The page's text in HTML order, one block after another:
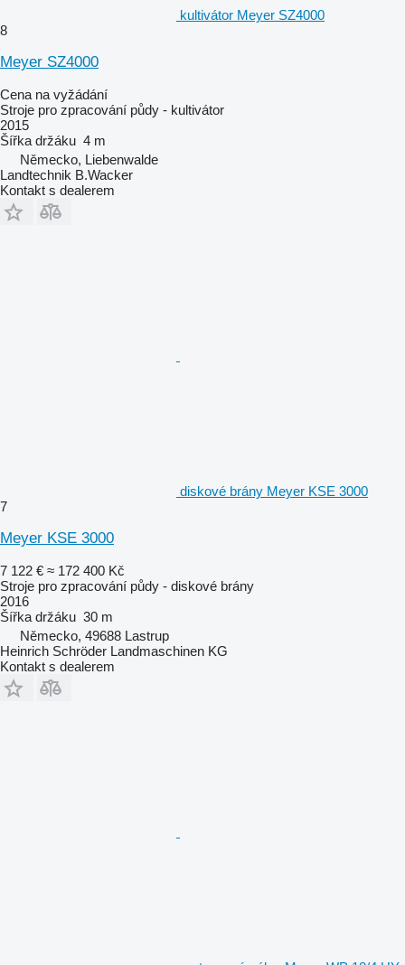
kultivátor Meyer SZ4000
8
Meyer SZ4000
Cena na vyžádání
Stroje pro zpracování půdy - kultivátor
2015
Šířka držáku 4 m
Německo, Liebenwalde
Landtechnik B.Wacker
Kontakt s dealerem
diskové brány Meyer KSE 3000
7
Meyer KSE 3000
7 122 € ≈ 172 400 Kč
Stroje pro zpracování půdy - diskové brány
2016
Šířka držáku 30 m
Německo, 49688 Lastrup
Heinrich Schröder Landmaschinen KG
Kontakt s dealerem